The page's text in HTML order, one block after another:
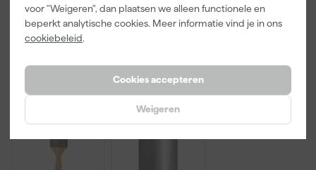
voor "Weigeren", dan plaatsen we alleen functionele en
beperkt analytische cookies. Meer informatie vind je in ons
cookiebeleid.
Cookies accepteren
Weigeren
18,00
Adviesprijs